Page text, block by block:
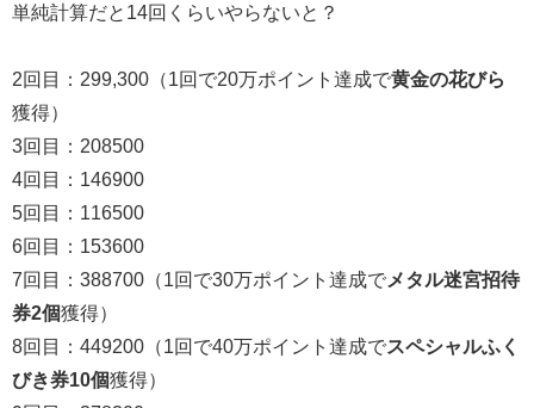
単純計算だと14回くらいやらないと？
2回目：299,300（1回で20万ポイント達成で黄金の花びら
獲得）
3回目：208500
4回目：146900
5回目：116500
6回目：153600
7回目：388700（1回で30万ポイント達成でメタル迷宮招待
券2個獲得）
8回目：449200（1回で40万ポイント達成でスペシャルふく
びき券10個獲得）